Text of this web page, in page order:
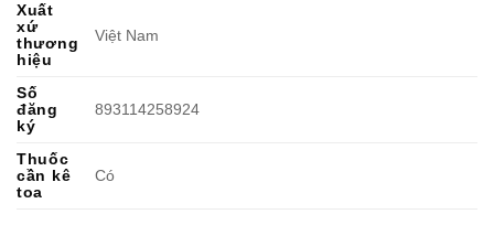
Xuất
xứ
thương
hiệu
Việt Nam
Số
đăng
ký
893114258924
Thuốc
cần kê
toa
Có